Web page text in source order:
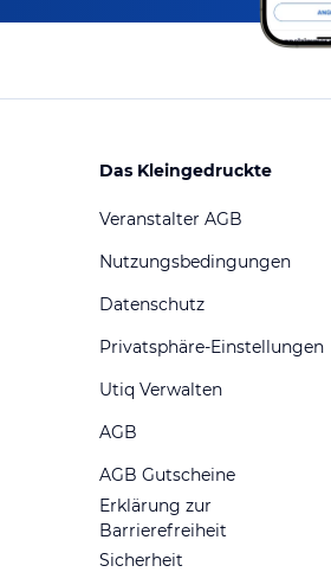
Das Kleingedruckte
Veranstalter AGB
Nutzungsbedingungen
Datenschutz
Privatsphäre-Einstellungen
Utiq Verwalten
AGB
AGB Gutscheine
Erklärung zur
Barrierefreiheit
Sicherheit